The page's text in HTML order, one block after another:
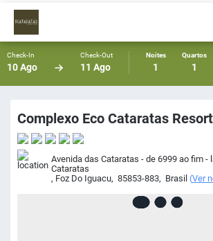
Check-In
10 Ago
Check-Out
11 Ago
Noites
1
Quartos
1
Complexo Eco Cataratas
Avenida das Cataratas - de 6999 ao fim -
Cataratas
, Foz Do Iguacu, 85853-883, Brasil (Ver